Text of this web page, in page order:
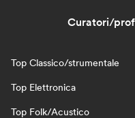
Curatori/
Top Classico/strumentale
Top Elettronica
Top Folk/Acustico